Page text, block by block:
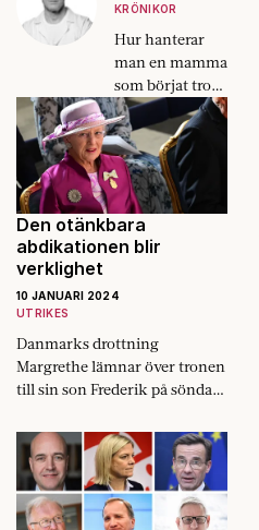
KRÖNIKOR
Hur hanterar
man en mamma
som börjat tro
på
konspirationste
orier? David
Eberhard svarar.
Den otänkbara
abdikationen blir
verklighet
10 JANUARI 2024
UTRIKES
Danmarks drottning
Margrethe lämnar över tronen
till sin son Frederik på söndag.
sänder stötar genom de andra
nordiska kungahusen.